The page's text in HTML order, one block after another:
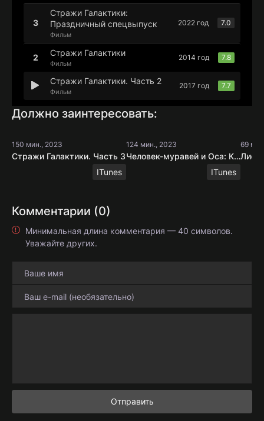
Стражи Галактики. Часть 2
Фильм
2017 год 7.7
Стражи Галактики
Фильм
2014 год 7.8
Стражи Галактики:
Праздничный спецвыпуск
Фильм
2022 год 7.0
Должно заинтересовать:
150 мин., 2023
Стражи Галактики. Часть 3
ITunes
124 мин., 2023
Человек-муравей и Оса: Квантомания
ITunes
69
Лис
Комментарии (0)
Минимальная длина комментария — 40 символов.
Уважайте других.
Отправить